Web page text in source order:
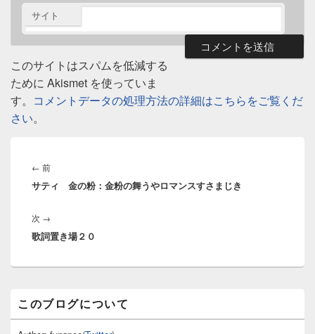
サイト
このサイトはスパムを低減する
ために Akismet を使っていま
す。 コメントデータの処理方法の詳細はこちらをご覧くだ
さい。
稿
ナ
ゲ
ー
シ
← 前前
の
サティ 金の粉：金粉の舞うやロマンスすさまじき
次 →
の
歌詞置き場２０
ン
このブログについて